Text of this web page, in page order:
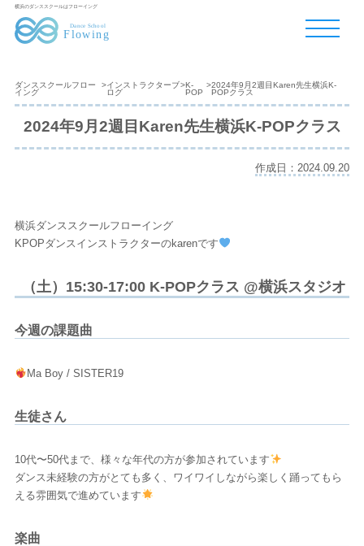
横浜のダンススクールはフローイング
ダンススクールフロー
イング
>インストラクターブ
ログ
>K-
POP
>2024年9月2週目Karen先生横浜K-
POPクラス
2024年9月2週目Karen先生横浜K-POPクラス
作成日：2024.09.20
横浜ダンススクールフローイング
KPOPダンスインストラクターのkarenです
（土）15:30-17:00 K-POPクラス @横浜スタジオ
今週の課題曲
Ma Boy / SISTER19
生徒さん
10代〜50代まで、様々な年代の方が参加されています
ダンス未経験の方がとても多く、ワイワイしながら楽しく踊ってもら
える雰囲気で進めています
楽曲